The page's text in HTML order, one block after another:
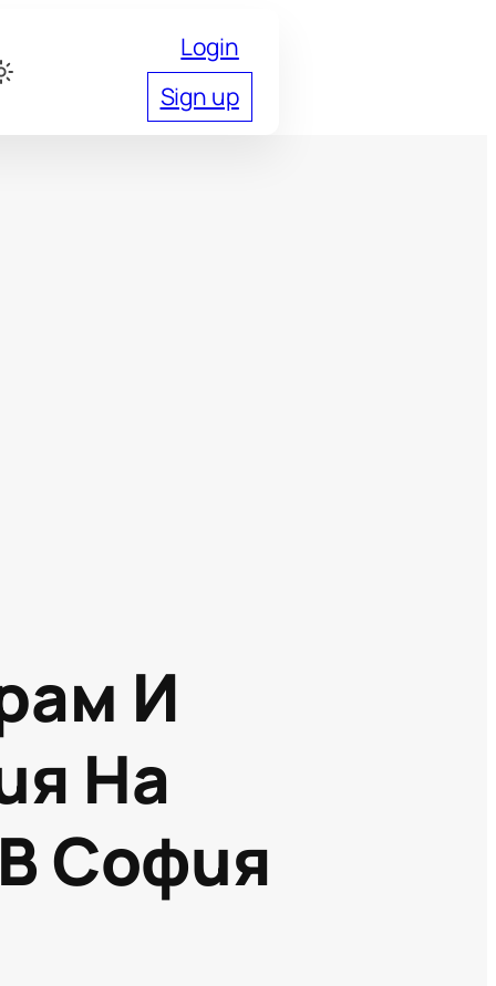
Login
Sign up
И
На
София